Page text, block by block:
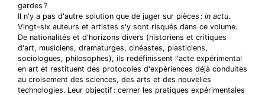
gardes ?
Il n'y a pas d'autre solution que de juger sur pièces : in actu.
Vingt-six auteurs et artistes s'y sont risqués dans ce volume.
De nationalités et d'horizons divers (historiens et critiques
d'art, musiciens, dramaturges, cinéastes, plasticiens,
sociologues, philosophes), ils redéfinissent l'acte expérimental
en art et restituent des protocoles d'expériences déjà conduites
au croisement des sciences, des arts et des nouvelles
technologies. Leur objectif : cerner les pratiques expérimentales